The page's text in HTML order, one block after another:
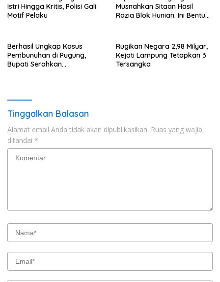
Istri Hingga Kritis, Polisi Gali
Motif Pelaku
Musnahkan Sitaan Hasil
Razia Blok Hunian. Ini Bentuk
Berhasil Ungkap Kasus
Pembunuhan di Pugung,
Bupati Serahkan
Rugikan Negara 2,98 Milyar,
Kejati Lampung Tetapkan 3
Tersangka
Tinggalkan Balasan
Alamat email Anda tidak akan dipublikasikan. Ruas yang wajib
ditandai *